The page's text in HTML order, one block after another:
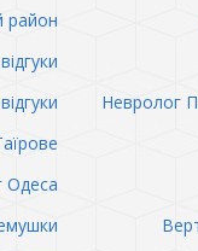
район
Невролог
Одеса